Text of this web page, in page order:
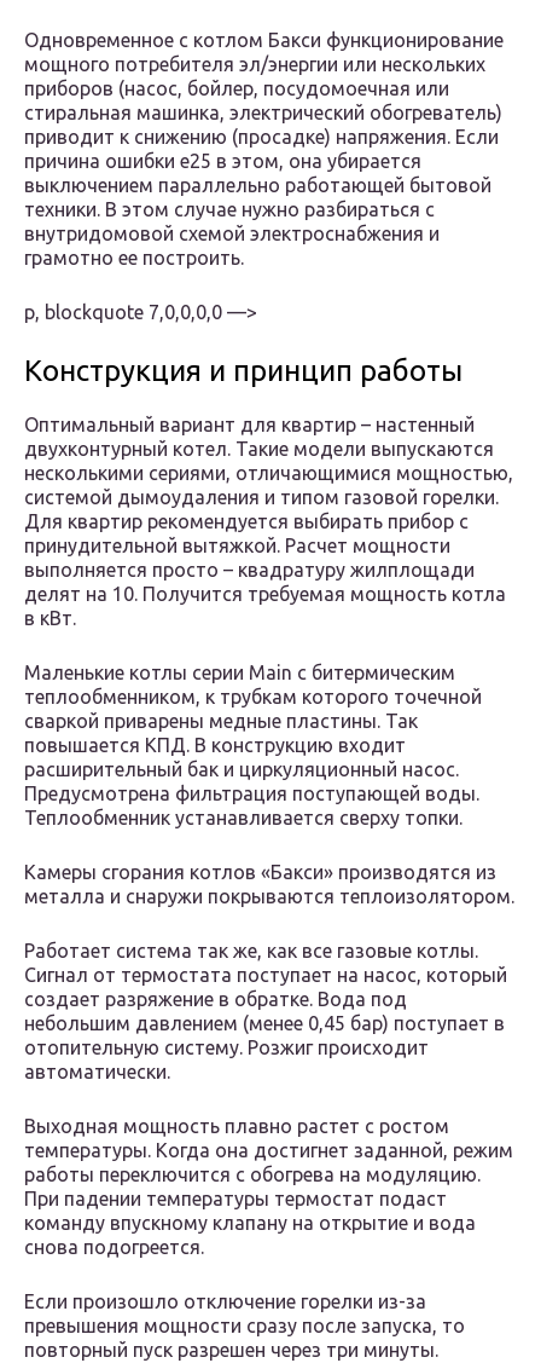
Одновременное с котлом Бакси функционирование
мощного потребителя эл/энергии или нескольких
приборов (насос, бойлер, посудомоечная или
стиральная машинка, электрический обогреватель)
приводит к снижению (просадке) напряжения. Если
причина ошибки е25 в этом, она убирается
выключением параллельно работающей бытовой
техники. В этом случае нужно разбираться с
внутридомовой схемой электроснабжения и
грамотно ее построить.
p, blockquote 7,0,0,0,0 —>
Конструкция и принцип работы
Оптимальный вариант для квартир – настенный
двухконтурный котел. Такие модели выпускаются
несколькими сериями, отличающимися мощностью,
системой дымоудаления и типом газовой горелки.
Для квартир рекомендуется выбирать прибор с
принудительной вытяжкой. Расчет мощности
выполняется просто – квадратуру жилплощади
делят на 10. Получится требуемая мощность котла
в кВт.
Маленькие котлы серии Main с битермическим
теплообменником, к трубкам которого точечной
сваркой приварены медные пластины. Так
повышается КПД. В конструкцию входит
расширительный бак и циркуляционный насос.
Предусмотрена фильтрация поступающей воды.
Теплообменник устанавливается сверху топки.
Камеры сгорания котлов «Бакси» производятся из
металла и снаружи покрываются теплоизолятором.
Работает система так же, как все газовые котлы.
Сигнал от термостата поступает на насос, который
создает разряжение в обратке. Вода под
небольшим давлением (менее 0,45 бар) поступает в
отопительную систему. Розжиг происходит
автоматически.
Выходная мощность плавно растет с ростом
температуры. Когда она достигнет заданной, режим
работы переключится с обогрева на модуляцию.
При падении температуры термостат подаст
команду впускному клапану на открытие и вода
снова подогреется.
Если произошло отключение горелки из-за
превышения мощности сразу после запуска, то
повторный пуск разрешен через три минуты.